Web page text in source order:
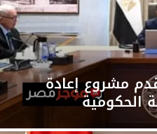
مشروع إعادة
الحكومية